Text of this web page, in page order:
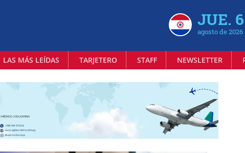
JUE. 6
agosto de 2026
LAS MÁS LEÍDAS TARJETERO STAFF NEWSLETTER